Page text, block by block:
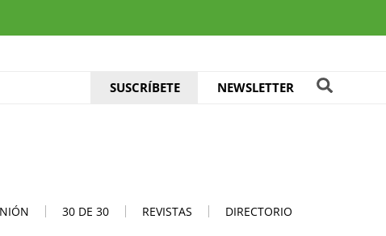
SUSCRÍBETE NEWSLETTER
30 DE 30 REVISTAS DIRECTORIO